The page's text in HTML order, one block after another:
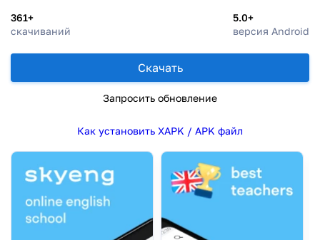
361+
скачиваний
5.0+
версия Android
Скачать
Запросить обновление
Как установить XAPK / APK файл